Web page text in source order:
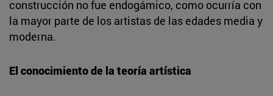
construcción no fue endogámico, como ocurría con
la mayor parte de los artistas de las edades media y
moderna.
El conocimiento de la teoría artística